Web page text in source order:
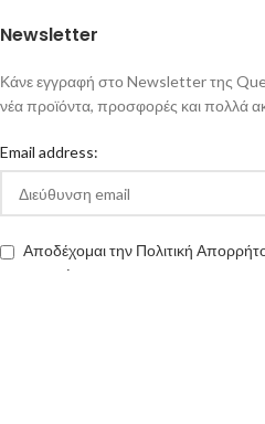
Newsletter
Κάνε εγγραφή στο Newsletter της
νέα προϊόντα, προσφορές και πολλά
Email address:
Αποδέχομαι την Πολιτική
queen-ecigs.gr